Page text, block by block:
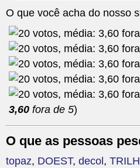
O que você acha do nosso
3,60 fora de 5)
O que as pessoas
topaz, DOEST, decol , TRILH